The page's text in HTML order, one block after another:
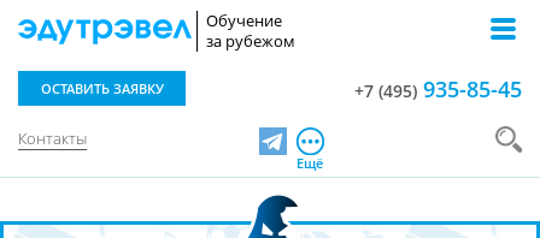
Обучение
за рубежом
Контакты
ОСТАВИТЬ ЗАЯВКУ +7 (495) 935-85-45
TelegramЕщё